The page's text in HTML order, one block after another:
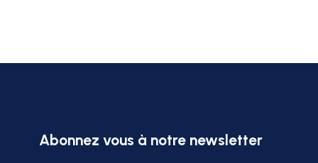
Abonnez vous à notre newsletter